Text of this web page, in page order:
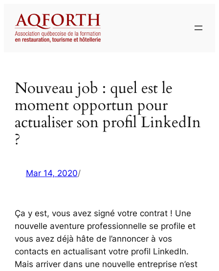
contenu
Nouveau job : quel est le
moment opportun pour
actualiser son profil LinkedIn
?
Mar 14, 2020/
Ça y est, vous avez signé votre contrat ! Une
nouvelle aventure professionnelle se profile et
vous avez déjà hâte de l’annoncer à vos
contacts en actualisant votre profil LinkedIn.
Mais arriver dans une nouvelle entreprise n’est